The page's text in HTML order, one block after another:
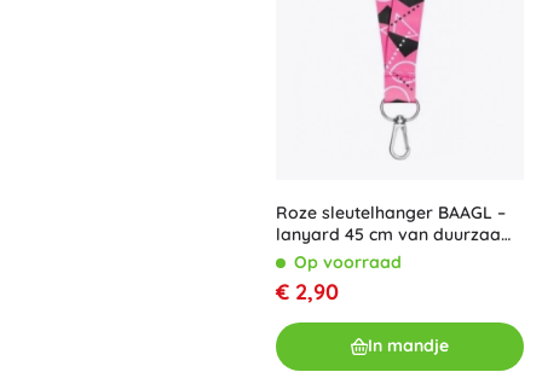
Roze sleutelhanger BAAGL –
lanyard 45 cm van duurzaam
polyester
Op voorraad
€ 2,90
In mandje